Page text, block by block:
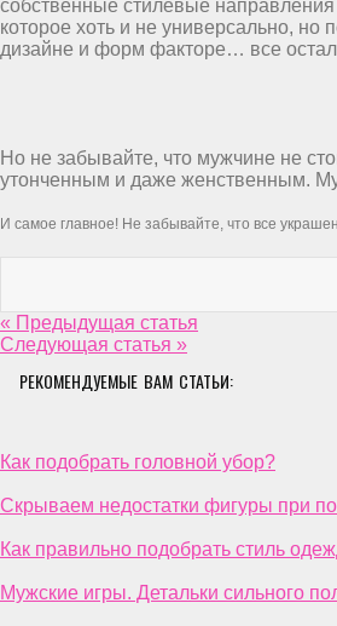
собственные стилевые
которое хоть и не универсально, но
дизайне и форм факторе… все
Но не забывайте, что мужчине не
утонченным и даже женственным.
И самое главное! Не забывайте, что все
« Предыдущая статья
Следующая статья »
РЕКОМЕНДУЕМЫЕ ВАМ СТАТЬИ:
Как подобрать головной убор?
Скрываем недостатки фигуры при
Как правильно подобрать стиль
Мужские игры. Детальки сильного